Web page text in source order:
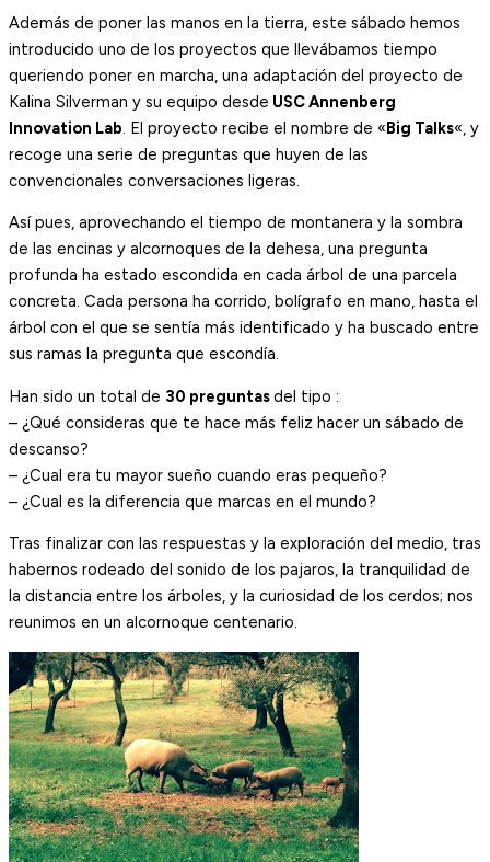
Además de poner las manos en la tierra, este sábado hemos
introducido uno de los proyectos que llevábamos tiempo
queriendo poner en marcha, una adaptación del proyecto de
Kalina Silverman y su equipo desde USC Annenberg
Innovation Lab. El proyecto recibe el nombre de «Big Talks«, y
recoge una serie de preguntas que huyen de las
convencionales conversaciones ligeras.
Así pues, aprovechando el tiempo de montanera y la sombra
de las encinas y alcornoques de la dehesa, una pregunta
profunda ha estado escondida en cada árbol de una parcela
concreta. Cada persona ha corrido, bolígrafo en mano, hasta el
árbol con el que se sentía más identificado y ha buscado entre
sus ramas la pregunta que escondía.
Han sido un total de 30 preguntasdel tipo :
– ¿Qué consideras que te hace más feliz hacer un sábado de
descanso?
– ¿Cual era tu mayor sueño cuando eras pequeño?
– ¿Cual es la diferencia que marcas en el mundo?
Tras finalizar con las respuestas y la exploración del medio, tras
habernos rodeado del sonido de los pajaros, la tranquilidad de
la distancia entre los árboles, y la curiosidad de los cerdos; nos
reunimos en un alcornoque centenario.